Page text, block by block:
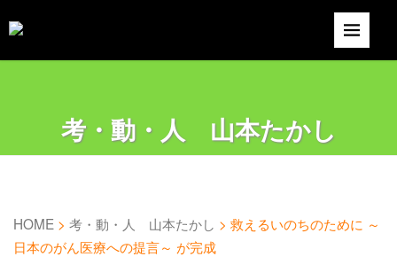
考・動・人 山本たかし
HOME > 考・動・人 山本たかし > 救えるいのちのために ～
日本のがん医療への提言～ が完成